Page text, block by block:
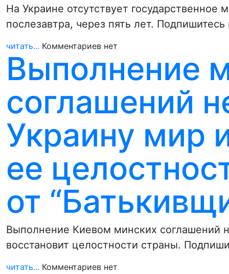
На Украине отсутствует
послезавтра, через пять лет.
читать... Комментариев нет
Выполнение
соглашений
Украину мир
ее
от
Выполнение Киевом минских соглашений
восстановит целостности страны.
читать... Комментариев нет